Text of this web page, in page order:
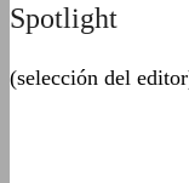
Spotlight
(selección del